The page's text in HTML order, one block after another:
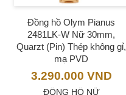
Đồng hồ Olym Pianus
2481LK-W Nữ 30mm,
Quarzt (Pin) Thép không gỉ,
mạ PVD
3.290.000 VND
ĐỒNG HỒ NỮ